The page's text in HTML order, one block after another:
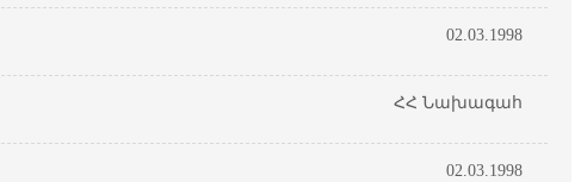
02.03.1998
ՀՀ Նախագահ
02.03.1998